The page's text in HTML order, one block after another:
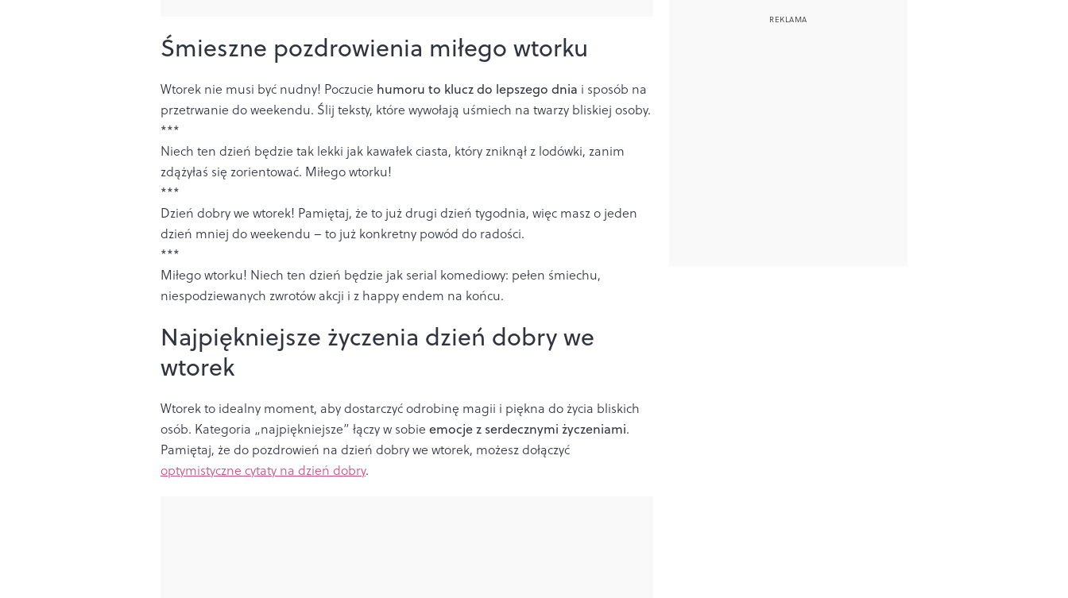
Śmieszne pozdrowienia miłego wtorku
Wtorek nie musi być nudny! Poczucie humoru to klucz do lepszego dnia i sposób na
przetrwanie do weekendu. Ślij teksty, które wywołają uśmiech na twarzy bliskiej osoby.
***
Niech ten dzień będzie tak lekki jak kawałek ciasta, który zniknął z lodówki, zanim
zdążyłaś się zorientować. Miłego wtorku!
***
Dzień dobry we wtorek! Pamiętaj, że to już drugi dzień tygodnia, więc masz o jeden
dzień mniej do weekendu – to już konkretny powód do radości.
***
Miłego wtorku! Niech ten dzień będzie jak serial komediowy: pełen śmiechu,
niespodziewanych zwrotów akcji i z happy endem na końcu.
Najpiękniejsze życzenia dzień dobry we
wtorek
Wtorek to idealny moment, aby dostarczyć odrobinę magii i piękna do życia bliskich
osób. Kategoria „najpiękniejsze” łączy w sobie emocje z serdecznymi życzeniami.
Pamiętaj, że do pozdrowień na dzień dobry we wtorek, możesz dołączyć
optymistyczne cytaty na dzień dobry.